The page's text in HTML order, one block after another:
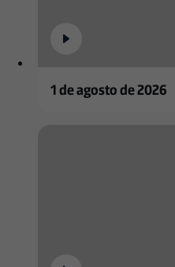
1 de agosto de 2026